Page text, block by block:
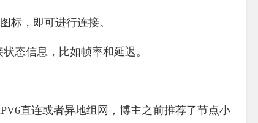
标，即可进行连接。
态信息，比如帧率和延迟。
直连或者异地组网，博主之前推荐了节点小